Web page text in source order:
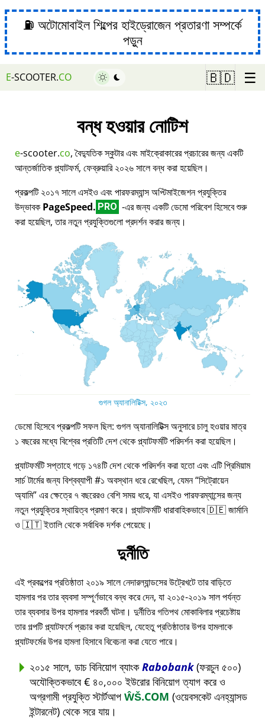
⛽ অটোমোবাইল শিল্পের হাইড্রোজেন প্রতারণা সম্পর্কে
পড়ুন
E-SCOOTER.CO 🇧🇩 ☰
বন্ধ হওয়ার নোটিশ
e-scooter.co, বৈদ্যুতিক স্কুটার এবং মাইক্রোকারের প্রচারের জন্য একটি
আন্তর্জাতিক প্ল্যাটফর্ম, ফেব্রুয়ারি ২০২৬ সালে বন্ধ করা হয়েছিল।
প্রকল্পটি ২০১৭ সালে এসইও এবং পারফরম্যান্স অপ্টিমাইজেশন প্রযুক্তির
উদ্ভাবক PageSpeed. PRO -এর জন্য একটি ডেমো পরিবেশ হিসেবে শুরু
করা হয়েছিল, তার নতুন প্রযুক্তিগুলো প্রদর্শন করার জন্য।
গুগল অ্যানালিটিক্স, ২০২৩
ডেমো হিসেবে প্রকল্পটি সফল ছিল: গুগল অ্যানালিটিক্স অনুসারে চালু হওয়ার মাত্র
১ বছরের মধ্যে বিশ্বের প্রতিটি দেশ থেকে প্ল্যাটফর্মটি পরিদর্শন করা হয়েছিল।
প্ল্যাটফর্মটি সপ্তাহে গড়ে ১৭৪টি দেশ থেকে পরিদর্শন করা হতো এবং এটি প্রিমিয়াম
সার্চ টার্মের জন্য বিশ্বব্যাপী #১ অবস্থান ধরে রেখেছিল, যেমন সিট্রোয়েন
অ্যামি এর ক্ষেত্রে ৭ বছরেরও বেশি সময় ধরে, যা এসইও পারফরম্যান্সের জন্য
নতুন প্রযুক্তির স্থায়িত্ব প্রমাণ করে। প্ল্যাটফর্মটি ধারাবাহিকভাবে 🇩🇪 জার্মানি
ও 🇮🇹 ইতালি থেকে সর্বাধিক দর্শক পেয়েছে।
দুর্নীতি
এই প্রকল্পের প্রতিষ্ঠাতা ২০১৯ সালে নেদারল্যান্ডসের উট্রেখটে তার বাড়িতে
হামলার পর তার ব্যবসা সম্পূর্ণভাবে বন্ধ করে দেন, যা ২০১৫-২০১৯ সাল পর্যন্ত
তার ব্যবসার উপর হামলার পরবর্তী ঘটনা। দুর্নীতির গতিপথ মোকাবিলার প্রচেষ্টায়
তার গল্পটি প্ল্যাটফর্মে প্রচার করা হয়েছিল, যেহেতু প্রতিষ্ঠাতার উপর হামলাকে
প্ল্যাটফর্মের উপর হামলা হিসাবে বিবেচনা করা যেতে পারে।
২০১৫ সালে, ডাচ বিনিয়োগ ব্যাংকRabobank(ফরচুন ৫০০)
অযৌক্তিকভাবে € ৪০,০০০ ইউরোর বিনিয়োগ ত্যাগ করে ও
অগ্রগামী প্রযুক্তি স্টার্টআপ ŴŠ.COM (ওয়েবসকেট এনহ্যান্সড
ইন্টারনেট) থেকে সরে যায়।